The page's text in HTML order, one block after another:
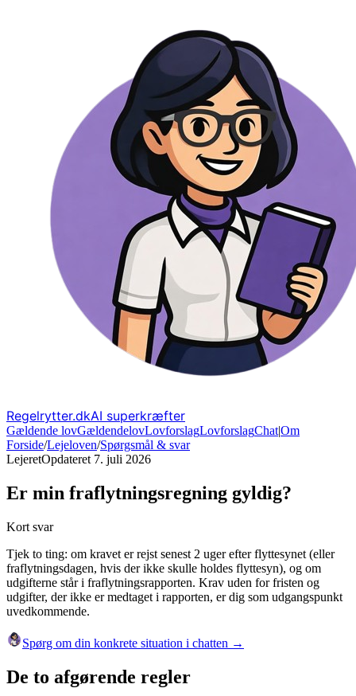
Regelrytter.dkAI superkræfter
Gældende lovGældendelovLovforslagLovforslagChat|Om
Forside/Lejeloven/Spørgsmål & svar
LejeretOpdateret 7. juli 2026
Er min fraflytningsregning gyldig?
Kort svar
Tjek to ting: om kravet er rejst senest 2 uger efter flyttesynet (eller
fraflytningsdagen, hvis der ikke skulle holdes flyttesyn), og om
udgifterne står i fraflytningsrapporten. Krav uden for fristen og
udgifter, der ikke er medtaget i rapporten, er dig som udgangspunkt
uvedkommende.
Spørg om din konkrete situation i chatten →
De to afgørende regler